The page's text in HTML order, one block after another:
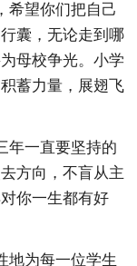
希望你们把自己
囊，无论走到哪
母校争光。小学
蓄力量，展翅飞
年一直要坚持的
方向，不盲从主
你一生都有好
地为每一位学生